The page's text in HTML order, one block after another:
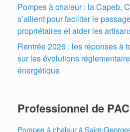
Pompes à chaleur : la Capeb,
s’allient pour faciliter le
propriétaires et aider les
Rentrée 2026 : les réponses à
sur les évolutions
énergétique
Professionnel de
Pompes à chaleur à Saint-